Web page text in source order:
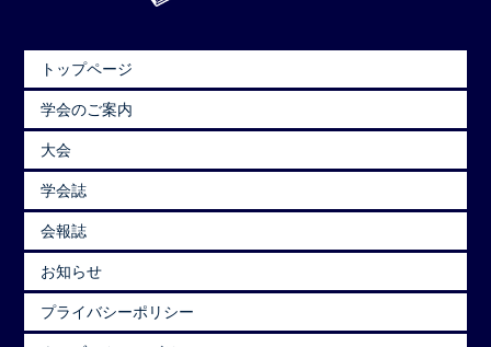
トップページ
学会のご案内
大会
学会誌
会報誌
お知らせ
プライバシーポリシー